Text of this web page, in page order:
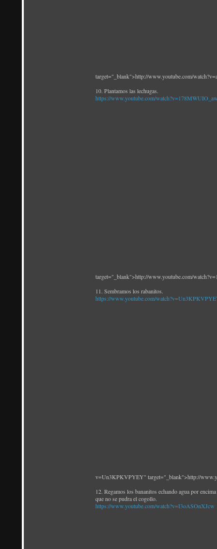
target="_blank">http://www.youtube.com/
10. Plantamos las lechugas.
https://www.youtube.com/
target="_blank">http://www.youtube.com/
11. Sembramos los rabanitos.
https://www.youtube.com/
v=Un3KPKVPYEY" target="_blank">http://
12. Regamos los bananitos echando agua por
que no se pudra el cogollo.
https://www.youtube.com/watch?v=I3oASOnXJcw